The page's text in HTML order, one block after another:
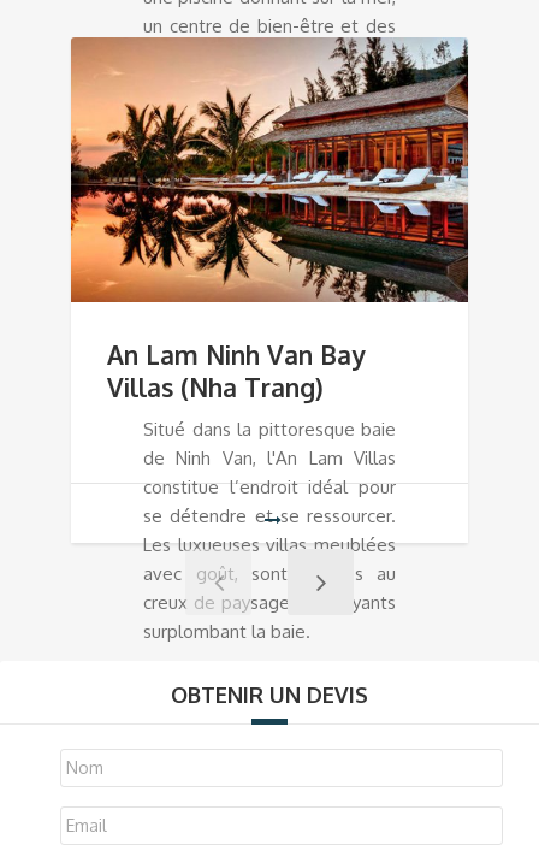
un centre de bien-être et des
chambres et suites avec vue
sur la mer et coin salon.
An Lam Ninh Van Bay
Villas (Nha Trang)
Situé dans la pittoresque baie
de Ninh Van, l'An Lam Villas
constitue l’endroit idéal pour
se détendre et se ressourcer.
Les luxueuses villas meublées
avec goût, sont nichées au
creux de paysages verdoyants
surplombant la baie.
OBTENIR UN DEVIS